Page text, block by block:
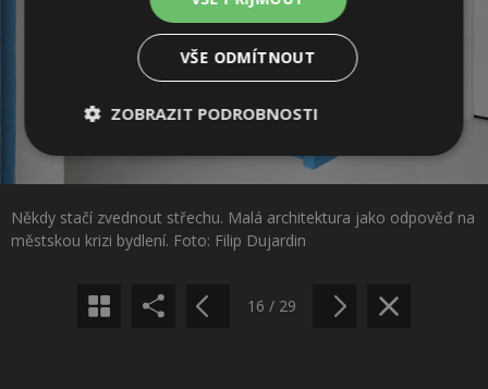
Někdy stačí zvednout střechu. Malá architektura jako odpověď na
městskou krizi bydlení. Foto: Filip Dujardin
Sdílet na Facebooku
Sdílet na Pinterestu
16 / 29
VŠE ODMÍTNOUT
ZOBRAZIT PODROBNOSTI
Nezbytně
Výkonové
Soubory
soubory